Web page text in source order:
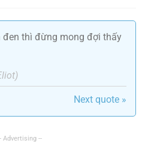
đen thì đừng mong đợi thấy
Next quote »